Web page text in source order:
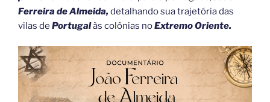
Ferreira de Almeida,detalhando sua trajetória das
vilas de Portugalàs colônias noExtremo Oriente.